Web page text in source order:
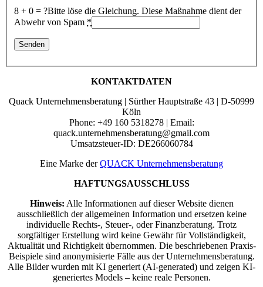
8 + 0 = ?Bitte löse die Gleichung. Diese Maßnahme dient der
Abwehr von Spam *
KONTAKTDATEN
Quack Unternehmensberatung | Sürther Hauptstraße 43 | D-50999
Köln
Phone: +49 160 5318278 | Email:
quack.unternehmensberatung@gmail.com
Umsatzsteuer-ID: DE266060784
Eine Marke derQUACK Unternehmensberatung
HAFTUNGSAUSSCHLUSS
Hinweis: Alle Informationen auf dieser Website dienen
ausschließlich der allgemeinen Information und ersetzen keine
individuelle Rechts-, Steuer-, oder Finanzberatung. Trotz
sorgfältiger Erstellung wird keine Gewähr für Vollständigkeit,
Aktualität und Richtigkeit übernommen. Die beschriebenen Praxis-
Beispiele sind anonymisierte Fälle aus der Unternehmensberatung.
Alle Bilder wurden mit KI generiert (AI-generated) und zeigen KI-
generiertes Models – keine reale Personen.